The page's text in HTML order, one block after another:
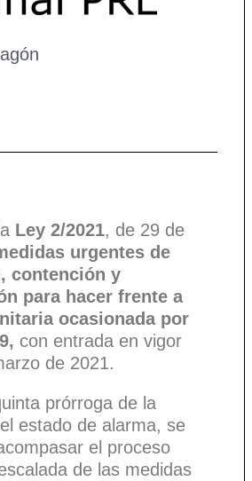
Ley 2/2021, de 29 de
urgentes de
contención y
para hacer frente a
ocasionada por
con entrada en vigor
de 2021.
prórroga de la
estado de alarma, se
el proceso
de las medidas